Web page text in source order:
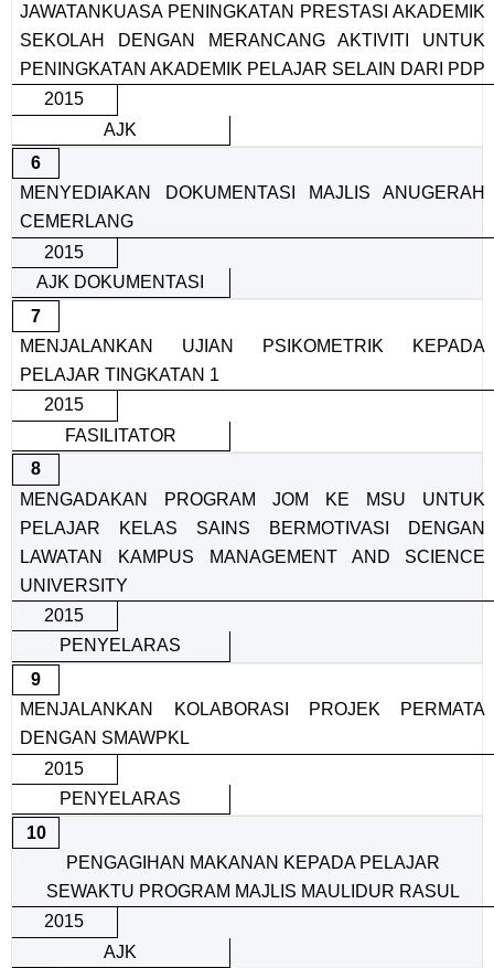
JAWATANKUASA PENINGKATAN PRESTASI AKADEMIK
SEKOLAH DENGAN MERANCANG AKTIVITI UNTUK
PENINGKATAN AKADEMIK PELAJAR SELAIN DARI PDP
2015
AJK
6
MENYEDIAKAN DOKUMENTASI MAJLIS ANUGERAH
CEMERLANG
2015
AJK DOKUMENTASI
7
MENJALANKAN UJIAN PSIKOMETRIK KEPADA
PELAJAR TINGKATAN 1
2015
FASILITATOR
8
MENGADAKAN PROGRAM JOM KE MSU UNTUK
PELAJAR KELAS SAINS BERMOTIVASI DENGAN
LAWATAN KAMPUS MANAGEMENT AND SCIENCE
UNIVERSITY
2015
PENYELARAS
9
MENJALANKAN KOLABORASI PROJEK PERMATA
DENGAN SMAWPKL
2015
PENYELARAS
10
PENGAGIHAN MAKANAN KEPADA PELAJAR
SEWAKTU PROGRAM MAJLIS MAULIDUR RASUL
2015
AJK